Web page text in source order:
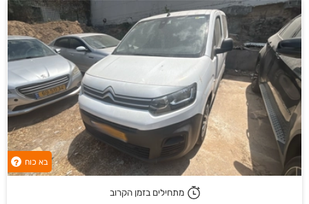
בא כוח ?
מתחילים בזמן הקרוב